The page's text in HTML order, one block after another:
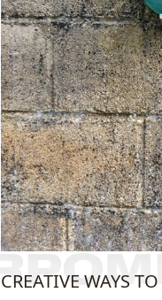
CREATIVE WAYS